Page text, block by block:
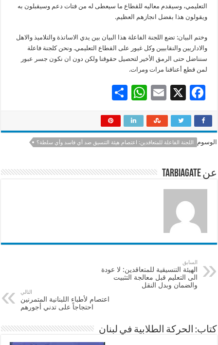
التعليمي، وسيقدم معاليه للقطاع ما سيعطى له من فتات دعم وسيقبلون به
ويقولون هذا بفضل انجازهم العظيم.
وختم البيان: تضع اللجنة الفاعلة هذا البيان بين يدي الاساتذة والتلاميذ والاهل
والاداريين والنقابيين وكل غيور على القطاع التعليمي. ونحن كلجنة فاعلة
سنناضل حتى الرمق الأخير لتحصيل حقوقنا ولكن دون ان نكون جسر عبور
لمن قطع أعناقنا مرات ومرات.
F
e
b
o
k
X
E
ai
l
W
at
sA
p
ar
e
الوسوم اللجنة الفاعلة للمتعاقدين: اعتصام هيئة التنسيق ضد أي فاسد وأي سلطة؟
عن tarbiagate
السابق
الهيئة التنسيقية للمتعاقدين: لا عودة
الى التعليم قبل معالجة التثبيت
والضمان وبدل النقل
التالي
اعتصام لأطباء اللبنانية المتمرنين
احتجاجاً على تدني أجورهم
كتاب: الحركة الطلابية في لبنان